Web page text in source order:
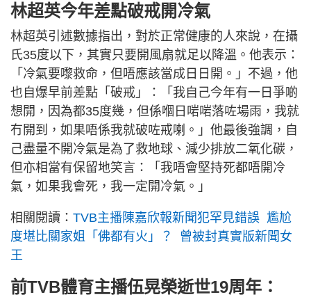
林超英今年差點破戒開冷氣
林超英引述數據指出，對於正常健康的人來說，在攝
氏35度以下，其實只要開風扇就足以降溫。他表示：
「冷氣要嚟救命，但唔應該當成日日開。」不過，他
也自爆早前差點「破戒」：「我自己今年有一日爭啲
想開，因為都35度幾，但係嗰日啱啱落咗場雨，我就
冇開到，如果唔係我就破咗戒喇。」他最後強調，自
己盡量不開冷氣是為了救地球、減少排放二氧化碳，
但亦相當有保留地笑言：「我唔會堅持死都唔開冷
氣，如果我會死，我一定開冷氣。」
相關閱讀： TVB主播陳嘉欣報新聞犯罕見錯誤 尷尬
度堪比關家姐「佛都有火」？ 曾被封真實版新聞女
王
前TVB體育主播伍晃榮逝世19周年：